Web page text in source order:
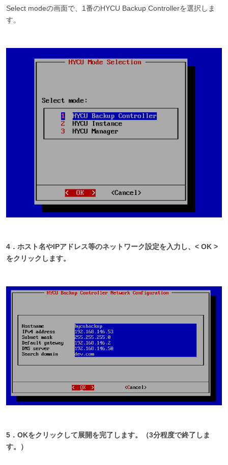
Select modeの画面で、1番のHYCU Backup Controllerを選択しま
す。
4．ホスト名やIPアドレス等のネットワーク設定を入力し、< OK >
をクリックします。
5．OKをクリックして展開を完了します。（3分程度で終了しま
す。）